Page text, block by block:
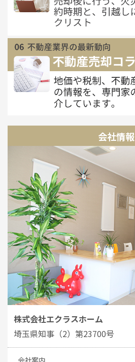
会社情報
株式会社エクラスホーム
埼玉県知事（2）第23700号